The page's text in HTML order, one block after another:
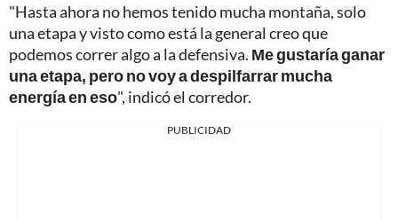
"Hasta ahora no hemos tenido mucha montaña, solo
una etapa y visto como está la general creo que
podemos correr algo a la defensiva. Me gustaría ganar
una etapa, pero no voy a despilfarrar mucha
energía en eso", indicó el corredor.
PUBLICIDAD